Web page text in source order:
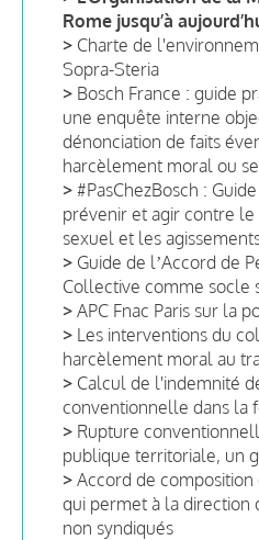
Rome jusqu’à
> Charte de
Sopra-Steria
> Bosch France : guide
une enquête interne
dénonciation de faits
harcèlement moral ou
> #PasChezBosch :
prévenir et agir contre
sexuel et les
> Guide de lʼAccord de
Collective comme socle
> APC Fnac Paris sur la
> Les interventions du
harcèlement moral au
> Calcul de l'indemnité
conventionnelle dans la
> Rupture
publique territoriale, un
> Accord de composition
qui permet à la direction
non syndiqués